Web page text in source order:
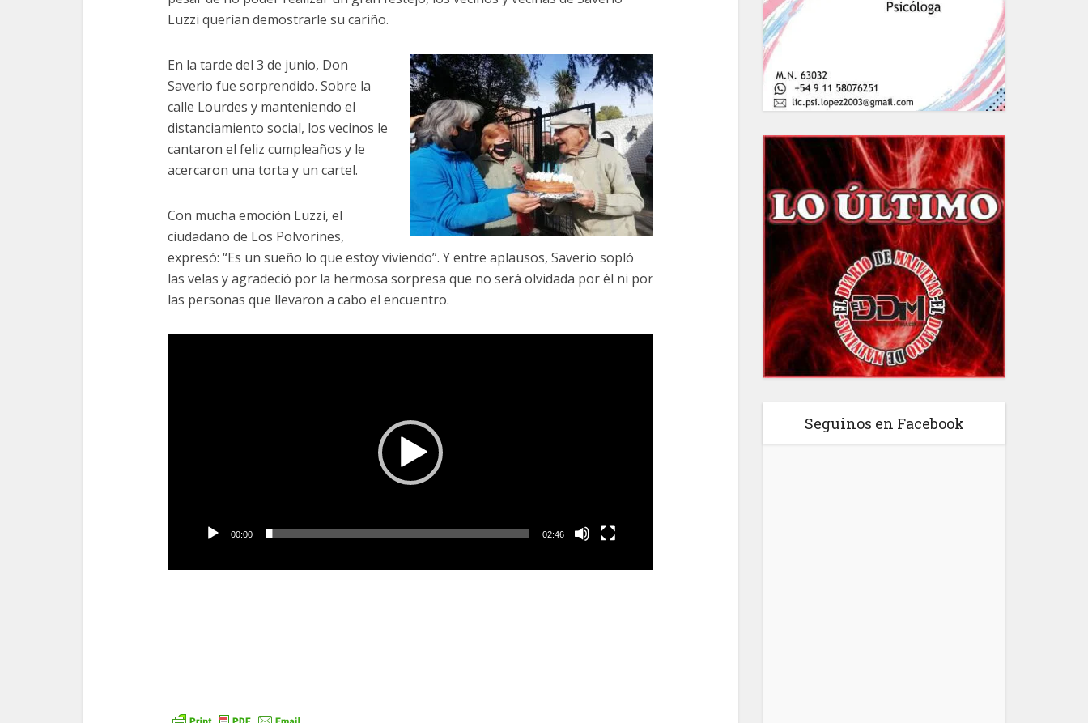
Luzzi querían demostrarle su cariño.
En la tarde del 3 de junio, Don
Saverio fue sorprendido. Sobre la
calle Lourdes y manteniendo el
distanciamiento social, los vecinos le
cantaron el feliz cumpleaños y le
acercaron una torta y un cartel.
Con mucha emoción Luzzi, el
ciudadano de Los Polvorines,
expresó: “Es un sueño lo que estoy viviendo”. Y entre aplausos, Saverio sopló
las velas y agradeció por la hermosa sorpresa que no será olvidada por él ni por
las personas que llevaron a cabo el encuentro.
00:00 02:46
Seguinos en Facebook